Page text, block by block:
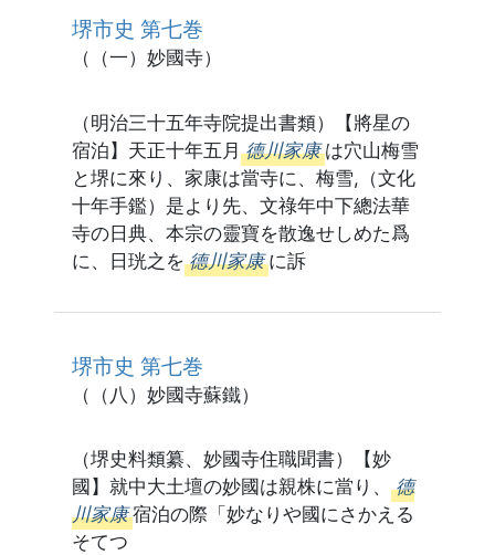
堺市史 第七巻
（（一）妙國寺）
（明治三十五年寺院提出書類）【將星の
宿泊】天正十年五月 德川家康 は穴山梅雪
と堺に來り、家康は當寺に、梅雪,（文化
十年手鑑）是より先、文祿年中下總法華
寺の日典、本宗の靈寶を散逸せしめた爲
に、日珖之を 德川家康 に訴
堺市史 第七巻
（（八）妙國寺蘇鐵）
（堺史料類纂、妙國寺住職聞書）【妙
國】就中大土壇の妙國は親株に當り、 德
川家康 宿泊の際「妙なりや國にさかえる
そてつ